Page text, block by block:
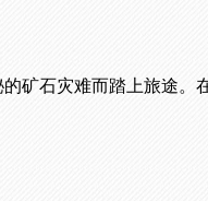
矿石灾难而踏上旅途